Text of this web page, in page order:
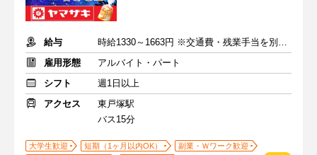
給与
時給1330～1663円 ※交通費・残業手当を別途支給
雇用形態
アルバイト・パート
シフト
週1日以上
アクセス
東戸塚駅
バス15分
大学生歓迎 短期（1ヶ月以内OK）
副業・Ｗワーク歓迎